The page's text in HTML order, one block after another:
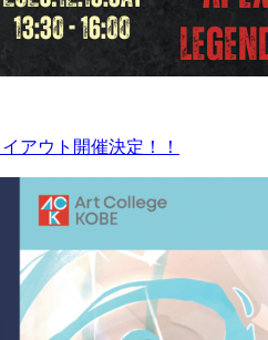
アウト開催決定！！